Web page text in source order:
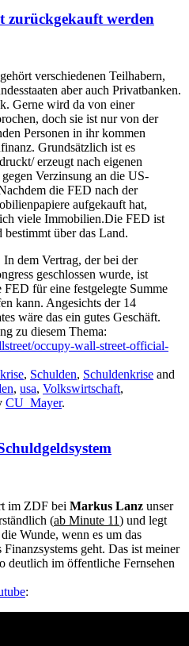
zurückgekauft werden
verschiedenen Teilhabern,
aber auch Privatbanken.
Gerne wird da von einer
doch sie ist nur von der
Personen in ihr kommen
Grundsätzlich ist es
erzeugt nach eigenen
Verzinsung an die US-
die FED nach der
aufgekauft hat,
viele Immobilien.Die FED ist
über das Land.
dem Vertrag, der bei der
geschlossen wurde, ist
FED für eine festgelegte Summe
kann. Angesichts der 14
wäre das ein gutes Geschäft.
zu diesem Thema:
occupy-wall-street-official-
, Schulden, Schuldenkrise and
, usa, Volkswirtschaft,
CU_Mayer.
im ZDF bei Markus Lanz unser
(ab Minute 11) und legt
Wunde, wenn es um das
geht. Das ist meiner
deutlich im öffentliche Fernsehen
: